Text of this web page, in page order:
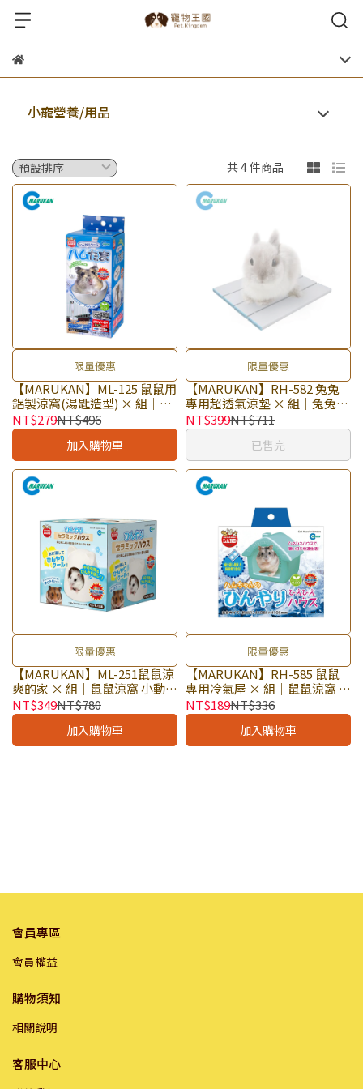
小寵營養/用品
共 4 件商品
限量優惠
【MARUKAN】ML-125 鼠鼠用
鋁製涼窩(湯匙造型) × 組｜鼠
鼠涼窩 小動物涼窩 寵物舒適涼
窩｜出清品
NT$279NT$496
加入購物車
限量優惠
【MARUKAN】RH-582 兔兔
專用超透氣涼墊 × 組｜兔兔涼
墊 小動物涼墊 寵物舒適涼墊｜
出清品
NT$399NT$711
已售完
限量優惠
【MARUKAN】ML-251鼠鼠涼
爽的家 × 組｜鼠鼠涼窩 小動物
涼窩 寵物舒適涼窩｜出清品
NT$349NT$780
加入購物車
限量優惠
【MARUKAN】RH-585 鼠鼠
專用冷氣屋 × 組｜鼠鼠涼窩 小
動物涼窩 寵物舒適涼窩｜出清
品
NT$189NT$336
加入購物車
會員專區
會員權益
購物須知
相關說明
客服中心